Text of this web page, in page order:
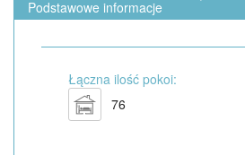
Podstawowe informacje
Łączna ilość pokoi:
76